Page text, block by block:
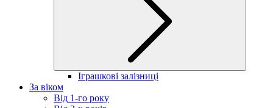
Іграшкові залізниці
За віком
Від 1-го року